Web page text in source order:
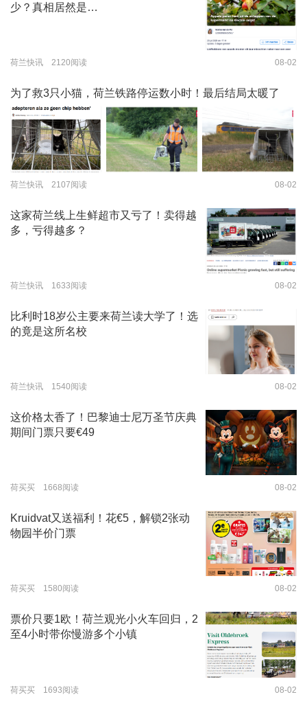
少？真相居然是…
荷兰快讯 2120阅读 08-02
为了救3只小猫，荷兰铁路停运数小时！最后结局太暖了
荷兰快讯 2107阅读 08-02
这家荷兰线上生鲜超市又亏了！卖得越
多，亏得越多？
荷兰快讯 1633阅读 08-02
比利时18岁公主要来荷兰读大学了！选
的竟是这所名校
荷兰快讯 1540阅读 08-02
这价格太香了！巴黎迪士尼万圣节庆典
期间门票只要€49
荷买买 1668阅读 08-02
Kruidvat又送福利！花€5，解锁2张动
物园半价门票
荷买买 1580阅读 08-02
票价只要1欧！荷兰观光小火车回归，2
至4小时带你慢游多个小镇
荷买买 1693阅读 08-02